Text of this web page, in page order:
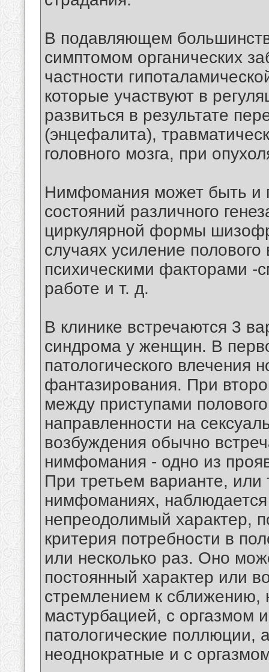
В подавляющем
симптомом органических
частности
которые участвуют в
развиться в результате
(энцефалита),
головного мозга, при
Нимфомания может быть и
состояний различного
циркулярной формы
случаях усиление
психическими факторами -
работе и т. д.
В клинике встречаются 3
синдрома у женщин. В
патологического влечения
фантазирования. При
между приступами
направленности на
возбуждения обычно
нимфомания - одно из
При третьем варианте,
нимфоманиях,
непреодолимый характер,
критерия потребности в
или несколько раз. Оно
постоянный характер или
стремлением к сближению,
мастурбацией, с оргазмом
патологические поллюции,
неоднократные и с